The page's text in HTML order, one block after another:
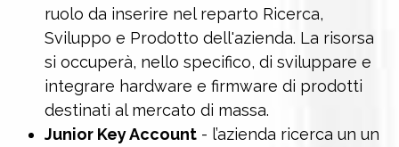
ruolo da inserire nel reparto Ricerca,
Sviluppo e Prodotto dell'azienda. La risorsa
si occuperà, nello specifico, di sviluppare e
integrare hardware e firmware di prodotti
destinati al mercato di massa.
Junior Key Account- l’azienda ricerca un un